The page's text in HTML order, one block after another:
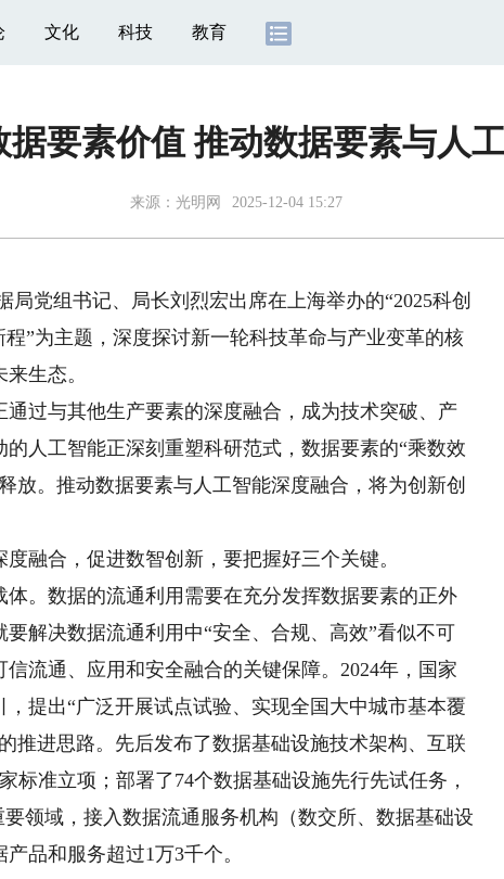
文化 科技 教育
要素价值 推动数据要素与人
来源： 光明网 2025-12-04 15:27
局党组书记、局长刘烈宏出席在上海举办的“2025科创
”为主题，深度探讨新一轮科技革命与产业变革的核
生态。
过与其他生产要素的深度融合，成为技术突破、产
人工智能正深刻重塑科研范式，数据要素的“乘数效
放。推动数据要素与人工智能深度融合，将为创新创
合，促进数智创新，要把握好三个关键。
。数据的流通利用需要在充分发挥数据要素的正外
解决数据流通利用中“安全、合规、高效”看似不可
流通、应用和安全融合的关键保障。2024年，国家
提出“广泛开展试点试验、实现全国大中城市基本覆
推进思路。先后发布了数据基础设施技术架构、互联
标准立项；部署了74个数据基础设施先行先试任务，
领域，接入数据流通服务机构（数交所、数据基础设
品和服务超过1万3千个。